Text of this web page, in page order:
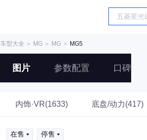
车型大全 ＞ MG ＞ MG ＞ MG5
图片 参数配置 口碑
内饰·VR(1633) 底盘/动力(417)
在售 停售